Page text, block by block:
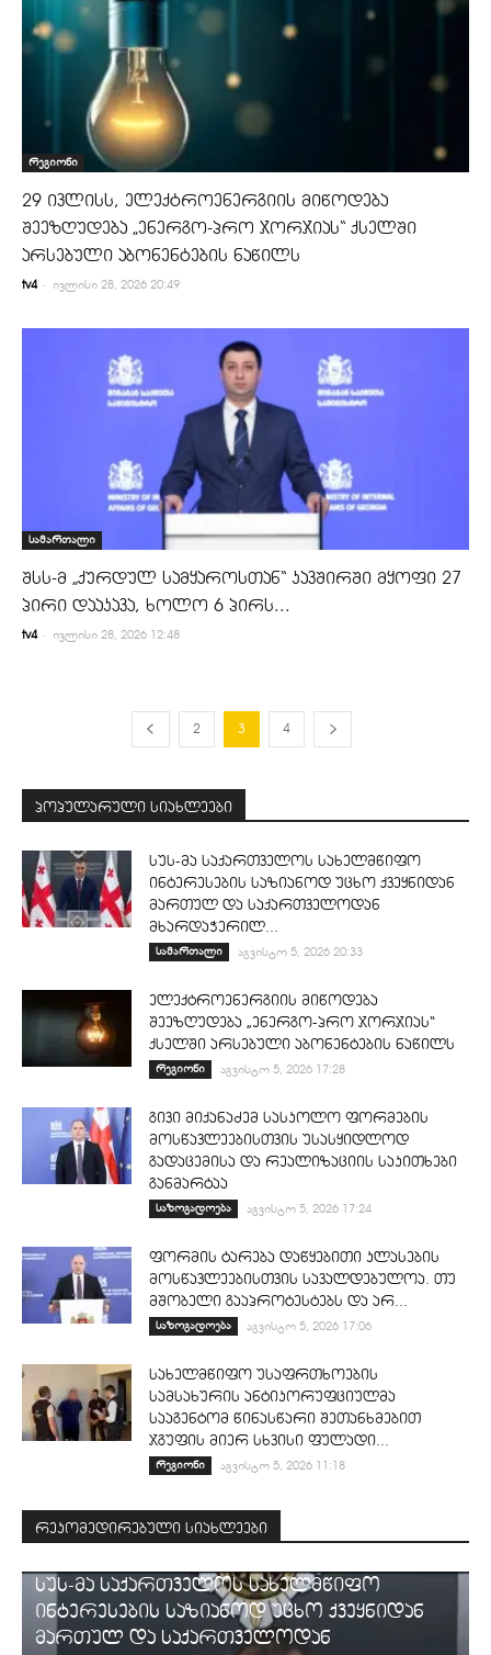
რეგიონი
29 ივლისს, ელექტროენერგიის მიწოდება
შეეზღუდება „ენერგო-პრო ჯორჯიას“ ქსელში
არსებული აბონენტების ნაწილს
tv4 - ივლისი 28, 2026 20:49
სამართალი
შსს-მ „ქურდულ სამყაროსთან“ კავშირში მყოფი 27
პირი დააკავა, ხოლო 6 პირს...
tv4 - ივლისი 28, 2026 12:48
2 3 4
პოპულარული სიახლეები
სუს-მა საქართველოს სახელმწიფო
ინტერესების საზიანოდ უცხო ქვეყნიდან
მართულ და საქართველოდან
მხარდაჭერილ...
სამართალი აგვისტო 5, 2026 20:33
ელექტროენერგიის მიწოდება
შეეზღუდება „ენერგო-პრო ჯორჯიას“
ქსელში არსებული აბონენტების ნაწილს
რეგიონი აგვისტო 5, 2026 17:28
გივი მიქანაძემ სასკოლო ფორმების
მოსწავლეებისთვის უსასყიდლოდ
გადაცემისა და რეალიზაციის საკითხები
განმარტაა
საზოგადოება აგვისტო 5, 2026 17:24
ფორმის ტარება დაწყებითი კლასების
მოსწავლეებისთვის სავალდებულოა. თუ
მშობელი გააპროტესტებს და არ...
საზოგადოება აგვისტო 5, 2026 17:06
სახელმწიფო უსაფრთხოების
სამსახურის ანტიკორუფციულმა
სააგენტომ წინასწარი შეთანხმებით
ჯგუფის მიერ სხვისი ფულადი...
რეგიონი აგვისტო 5, 2026 11:18
რეკომედირებული სიახლეები
სუს-მა საქართველოს სახელმწიფო
ინტერესების საზიანოდ უცხო ქვეყნიდან
მართულ და საქართველოდან